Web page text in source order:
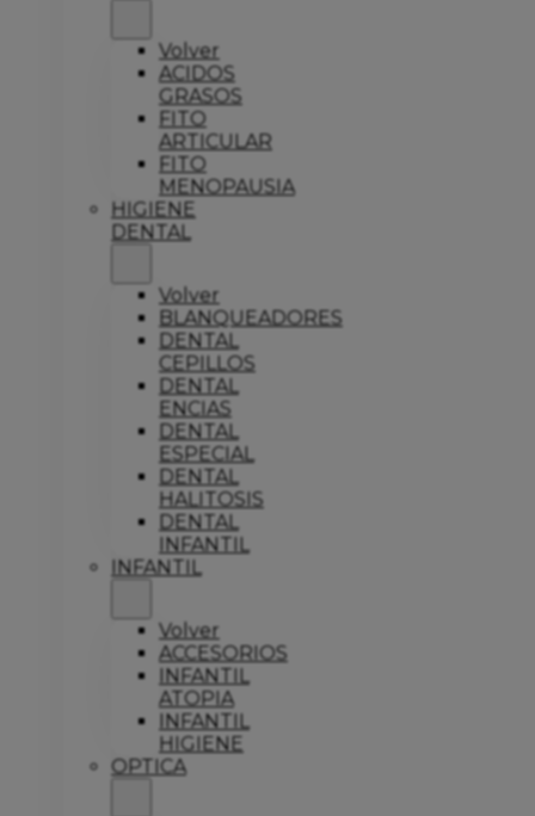
Volver
ACIDOS
GRASOS
FITO
ARTICULAR
FITO
MENOPAUSIA
HIGIENE
DENTAL
Volver
BLANQUEADORES
DENTAL
CEPILLOS
DENTAL
ENCIAS
DENTAL
ESPECIAL
DENTAL
HALITOSIS
DENTAL
INFANTIL
INFANTIL
Volver
ACCESORIOS
INFANTIL
ATOPIA
INFANTIL
HIGIENE
OPTICA